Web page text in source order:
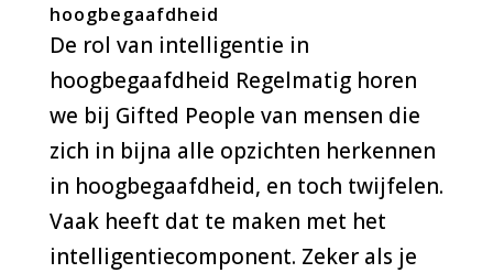
hoogbegaafdheid
De rol van intelligentie in
hoogbegaafdheid Regelmatig horen
we bij Gifted People van mensen die
zich in bijna alle opzichten herkennen
in hoogbegaafdheid, en toch twijfelen.
Vaak heeft dat te maken met het
intelligentiecomponent. Zeker als je